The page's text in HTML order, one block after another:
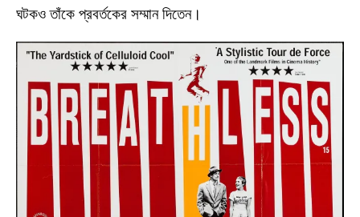
ঘটকও তাঁকে প্রবর্তকের সম্মান দিতেন।